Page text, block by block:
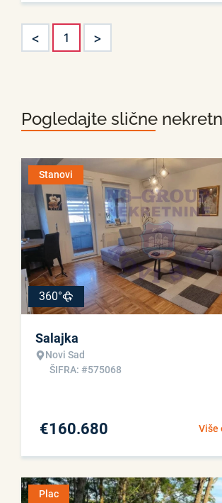
< 1 >
Pogledajte slične
Stanovi
360°
Salajka
Novi Sad
ŠIFRA: #575068
Više
€160.680
Plac